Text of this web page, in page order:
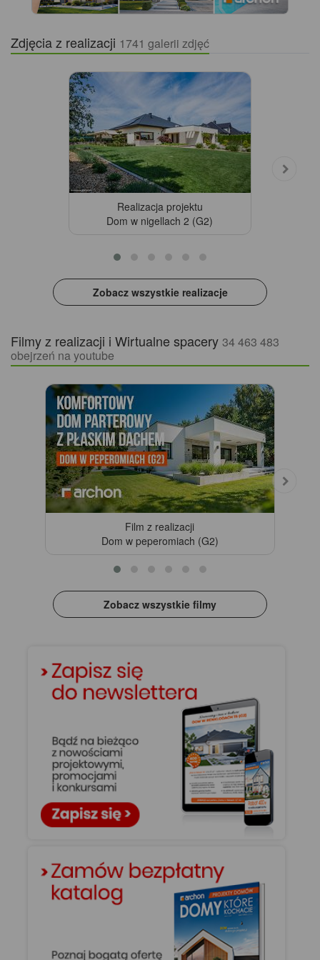
Zdjęcia z realizacji 1741 galerii zdjęć
Realizacja projektu
Dom w nigellach 2 (G2)
Zobacz wszystkie realizacje
Filmy z realizacji i Wirtualne spacery 34 463 483
obejrzeń na youtube
Film z realizacji
Dom w peperomiach (G2)
Zobacz wszystkie filmy